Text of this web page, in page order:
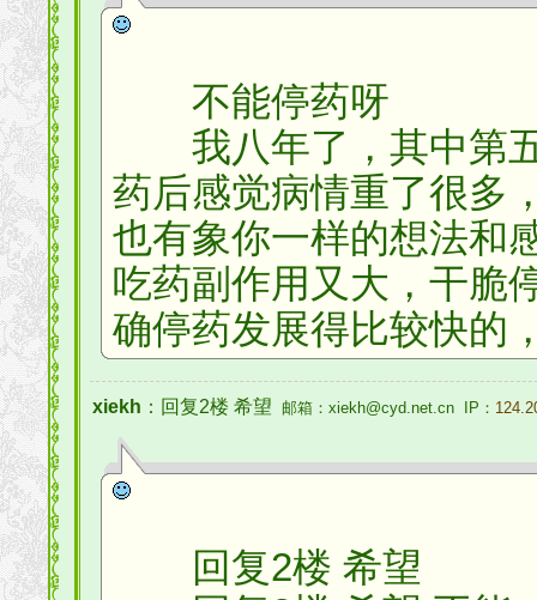
不能停药呀
我八年了，其中第五
药后感觉病情重了很多
也有象你一样的想法和
吃药副作用又大，干脆
确停药发展得比较快的
xiekh ：回复2楼 希望 邮箱：xiekh@cyd.net.cn IP：
回复2楼 希望